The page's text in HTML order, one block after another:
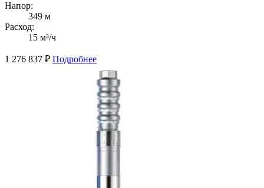
Напор:
349 м
Расход:
15 м³/ч
1 276 837 ₽ Подробнее